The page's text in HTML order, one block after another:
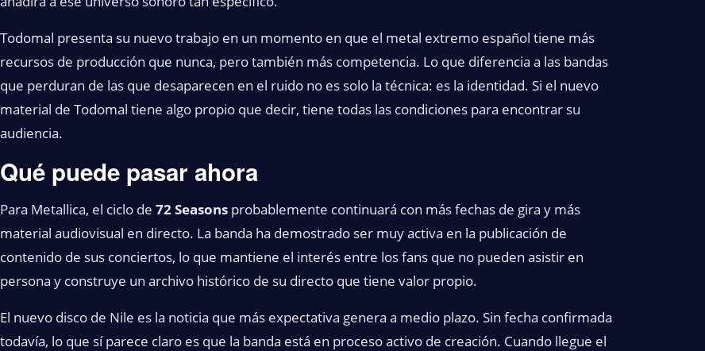
Todomal presenta su nuevo trabajo en un momento en que el metal extremo español tiene más
recursos de producción que nunca, pero también más competencia. Lo que diferencia a las bandas
que perduran de las que desaparecen en el ruido no es solo la técnica: es la identidad. Si el nuevo
material de Todomal tiene algo propio que decir, tiene todas las condiciones para encontrar su
audiencia.
Qué puede pasar ahora
Para Metallica, el ciclo de 72 Seasons probablemente continuará con más fechas de gira y más
material audiovisual en directo. La banda ha demostrado ser muy activa en la publicación de
contenido de sus conciertos, lo que mantiene el interés entre los fans que no pueden asistir en
persona y construye un archivo histórico de su directo que tiene valor propio.
El nuevo disco de Nile es la noticia que más expectativa genera a medio plazo. Sin fecha confirmada
todavía, lo que sí parece claro es que la banda está en proceso activo de creación. Cuando llegue el